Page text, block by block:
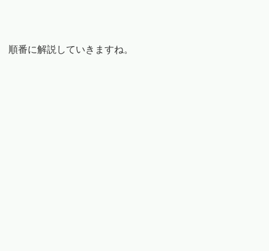
順番に解説していきますね。